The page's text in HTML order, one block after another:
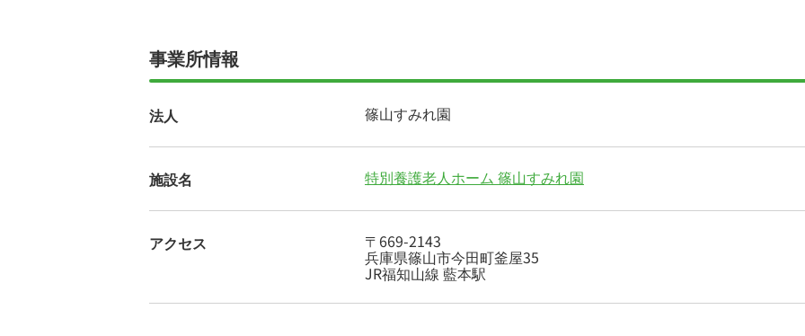
事業所情報
法人 篠山すみれ園
施設名 特別養護老人ホーム 篠山すみれ園
アクセス 〒669-2143
兵庫県篠山市今田町釜屋35
JR福知山線 藍本駅